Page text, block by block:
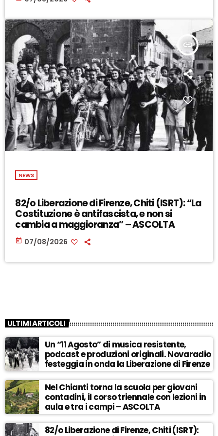
insert_link
NEWS
82/o Liberazione di Firenze, Chiti (ISRT): “La
Costituzione è antifascista, e non si
cambia a maggioranza” – ASCOLTA
today 07/08/2026
ULTIMI ARTICOLI
Un “11 Agosto” di musica resistente,
podcast e produzioni originali. Novaradio
festeggia in onda la Liberazione di Firenze
Nel Chianti torna la scuola per giovani
contadini, il corso triennale con lezioni in
aula e tra i campi – ASCOLTA
82/o Liberazione di Firenze, Chiti (ISRT):